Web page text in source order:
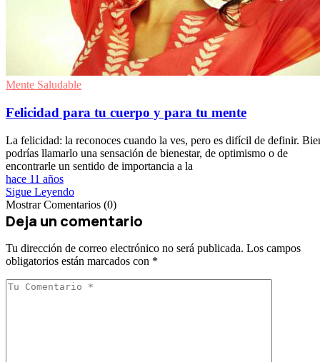
Mente Saludable
Felicidad para tu cuerpo y para tu mente
La felicidad: la reconoces cuando la ves, pero es difícil de definir.
podrías llamarlo una sensación de bienestar, de optimismo o de
encontrarle un sentido de importancia a la
hace 11 años
Sigue Leyendo
Mostrar Comentarios (0)
Deja un comentario
Tu dirección de correo electrónico no será publicada. Los campos
obligatorios están marcados con *